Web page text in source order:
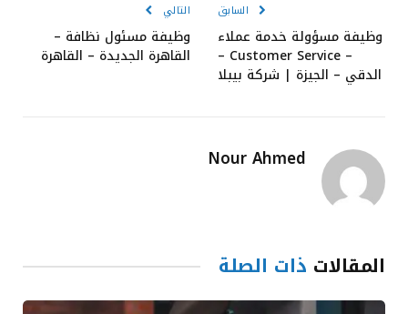
السابق
وظيفة مسؤولة خدمة عملاء
– Customer Service –
الدقي – الجيزة | شركة بيبلا
التالي
وظيفة مسئول نظافة –
القاهرة الجديدة – القاهرة
Nour Ahmed
المقالات ذات الصلة